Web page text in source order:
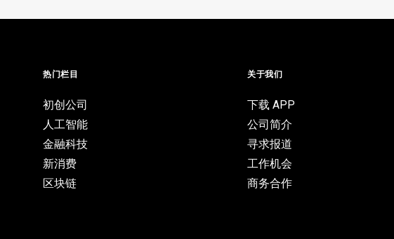
热门栏目
初创公司
人工智能
金融科技
新消费
区块链
关于我们
下载 APP
公司简介
寻求报道
工作机会
商务合作